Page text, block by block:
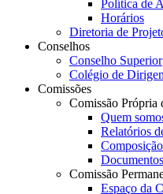
Política de
Horários
Diretoria de
Conselhos
Conselho Superior
Colégio de
Comissões
Comissão Própria
Quem
Relatórios
Documentos
Comissão
Espaço da